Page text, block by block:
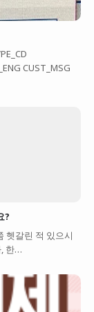
CUST_MSG
?
헷갈린 적 있으시
, 한…